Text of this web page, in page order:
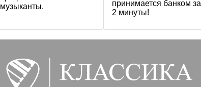
музыканты.
принимается банком за
2 минуты!